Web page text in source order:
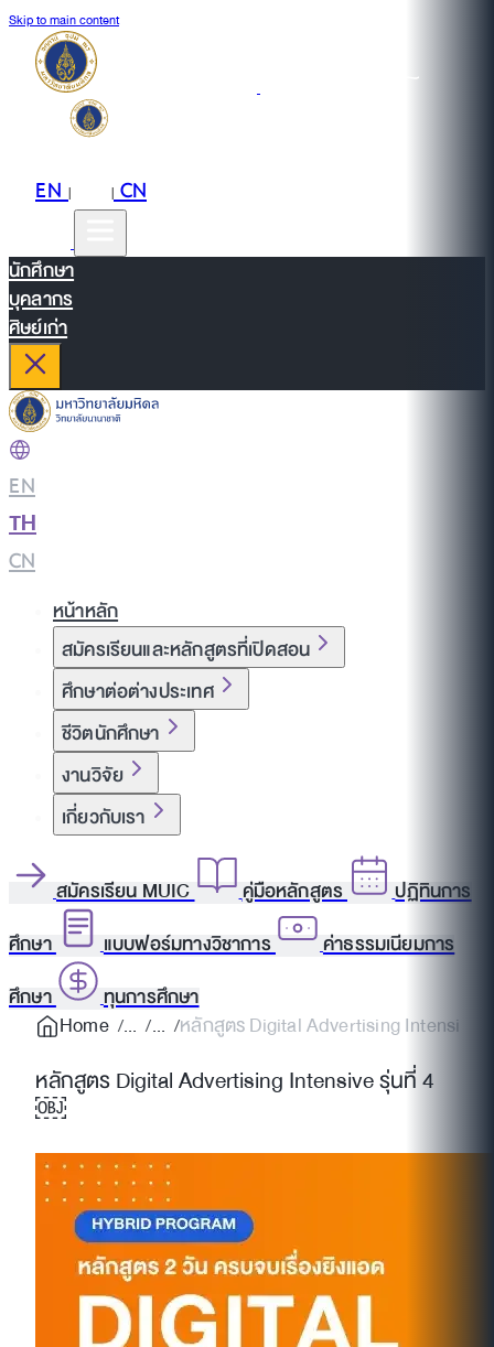
Skip to main content
EN| |CN
นักศึกษา
บุคลากร
ศิษย์เก่า
EN
TH
CN
หน้าหลัก
สมัครเรียนและหลักสูตรที่เปิดสอน
ศึกษาต่อต่างประเทศ
ชีวิตนักศึกษา
งานวิจัย
เกี่ยวกับเรา
สมัครเรียน MUIC คู่มือหลักสูตร
ปฏิทินการ
ศึกษา
แบบฟอร์มทางวิชาการ
ค่าธรรมเนียมการ
ศึกษา
ทุนการศึกษา
Home
หลักสูตร Digital Advertising
หลักสูตร Digital Advertising Intensive รุ่นที่ 4
￼